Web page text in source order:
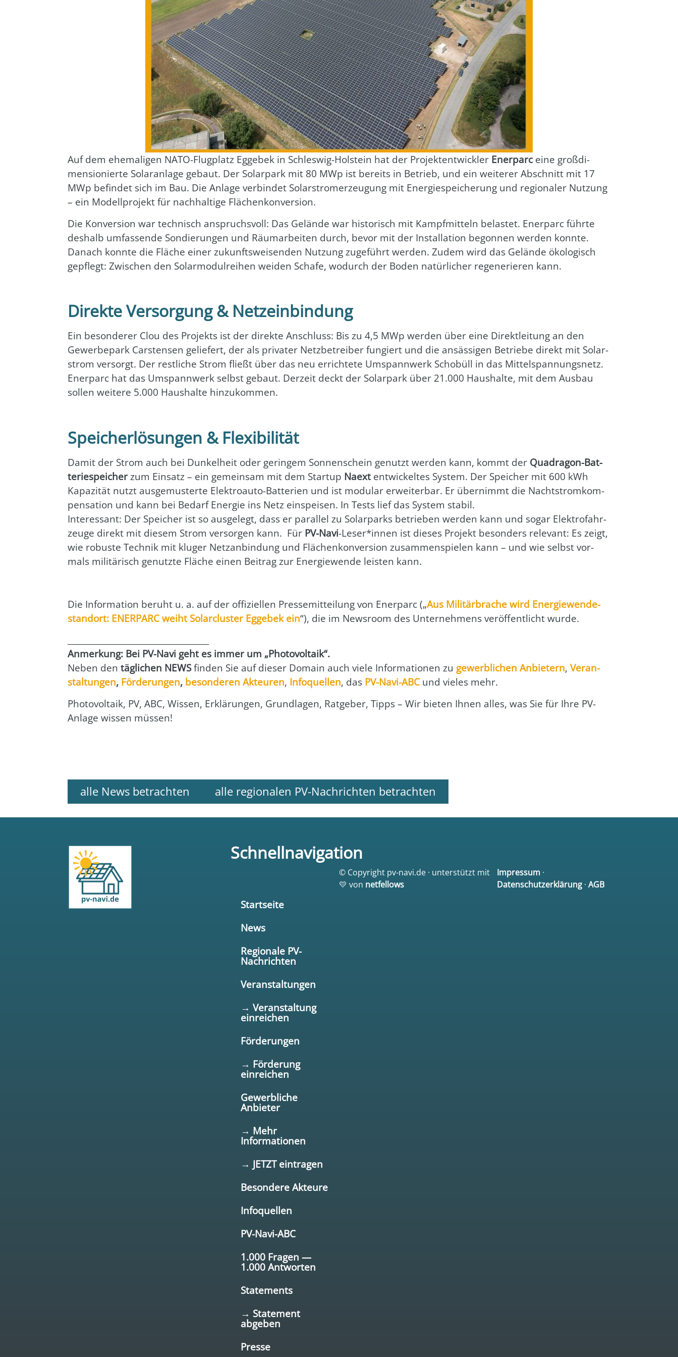
Auf dem ehe­ma­li­gen NATO-Flug­platz Egge­bek in Schles­wig-Hol­stein hat der Pro­jekt­ent­wick­ler Ener­parceine groß­di­
men­sio­nier­te Solar­an­la­ge gebaut. Der Solar­park mit 80 MWp ist bereits in Betrieb, und ein wei­te­rer Abschnitt mit 17
MWp befin­det sich im Bau. Die Anla­ge ver­bin­det Solar­strom­erzeu­gung mit Ener­gie­spei­che­rung und regio­na­ler Nut­zung
– ein Modell­pro­jekt für nach­hal­ti­ge Flä­chen­kon­ver­si­on.
Die Kon­ver­si­on war tech­nisch anspruchs­voll: Das Gelän­de war his­to­risch mit Kampf­mit­teln belas­tet. Ener­parc führ­te
des­halb umfas­sen­de Son­die­run­gen und Räum­ar­bei­ten durch, bevor mit der Instal­la­ti­on begon­nen wer­den konn­te.
Danach konn­te die Flä­che einer zukunfts­wei­sen­den Nut­zung zuge­führt wer­den. Zudem wird das Gelän­de öko­lo­gisch
gepflegt: Zwi­schen den Solar­mo­dul­rei­hen wei­den Scha­fe, wodurch der Boden natür­li­cher rege­ne­rie­ren kann.
Direkte Versorgung & Netzeinbindung
Ein beson­de­rer Clou des Pro­jekts ist der direk­te Anschluss: Bis zu 4,5 MWp wer­den über eine Direkt­lei­tung an den
Gewer­be­park Cars­ten­sen gelie­fert, der als pri­va­ter Netz­be­trei­ber fun­giert und die ansäs­si­gen Betrie­be direkt mit Solar­
strom ver­sorgt. Der rest­li­che Strom fließt über das neu errich­te­te Umspann­werk Scho­büll in das Mit­tel­span­nungs­netz.
Ener­parc hat das Umspann­werk selbst gebaut. Der­zeit deckt der Solar­park über 21.000 Haus­hal­te, mit dem Aus­bau
sol­len wei­te­re 5.000 Haus­hal­te hin­zu­kom­men.
Speicherlösungen & Flexibilität
Damit der Strom auch bei Dun­kel­heit oder gerin­gem Son­nen­schein genutzt wer­den kann, kommt der Quad­ra­gon-Bat­
te­rie­spei­cherzum Ein­satz – ein gemein­sam mit dem Start­up Naextent­wi­ckel­tes Sys­tem. Der Spei­cher mit 600 kWh
Kapa­zi­tät nutzt aus­ge­mus­ter­te Elek­tro­au­to-Bat­te­rien und ist modu­lar erwei­ter­bar. Er über­nimmt die Nacht­strom­kom­
pen­sa­ti­on und kann bei Bedarf Ener­gie ins Netz ein­spei­sen. In Tests lief das Sys­tem sta­bil.
Inter­es­sant: Der Spei­cher ist so aus­ge­legt, dass er par­al­lel zu Solar­parks betrie­ben wer­den kann und sogar Elek­tro­fahr­
zeu­ge direkt mit die­sem Strom ver­sor­gen kann. Für PV-Navi-Leser*innen ist die­ses Pro­jekt beson­ders rele­vant: Es zeigt,
wie robus­te Tech­nik mit klu­ger Netz­an­bin­dung und Flä­chen­kon­ver­si­on zusam­men­spie­len kann – und wie selbst vor­
mals mili­tä­risch genutz­te Flä­che einen Bei­trag zur Ener­gie­wen­de leis­ten kann.
Die Infor­ma­ti­on beruht u. a. auf der offi­zi­el­len Pres­se­mit­tei­lung von Ener­parc („Aus Mili­tär­bra­che wird Ener­gie­wen­de­
stand­ort: ENERPARC weiht Sol­ar­clus­ter Egge­bek ein“), die im News­room des Unter­neh­mens ver­öf­fent­licht wur­de.
Anmer­kung: Bei PV-Navi geht es immer um „Pho­to­vol­ta­ik“.
Neben dentäg­li­chen NEWSfin­den Sie auf die­ser Domain auch vie­le Infor­ma­tio­nen zu gewerb­li­chen Anbie­tern,Ver­an­
stal­tun­gen, För­de­run­gen, beson­de­ren Akteu­ren, Info­quel­len, das PV-Navi-ABCund vie­les mehr.
Pho­to­vol­ta­ik, PV, ABC, Wis­sen, Erklä­run­gen, Grund­la­gen, Rat­ge­ber, Tipps – Wir bie­ten Ihnen alles, was Sie für Ihre PV-
Anla­ge wis­sen müs­sen!
alle News betrachten alle regionalen PV-Nachrichten betrachten
Schnellnavigation
Startseite
News
Regionale PV-
Nachrichten
Veranstaltungen
→ Veranstaltung
einreichen
Förderungen
→ Förderung
einreichen
Gewerbliche
Anbieter
→ Mehr
Informationen
→ JETZT eintragen
Besondere Akteure
Infoquellen
PV-Navi-ABC
1.000 Fragen —
1.000 Antworten
Statements
→ Statement
abgeben
Presse
© Copyright pv-navi.de · unterstützt mit
💛 von netfellows
Impressum·
Datenschutzerklärung· AGB